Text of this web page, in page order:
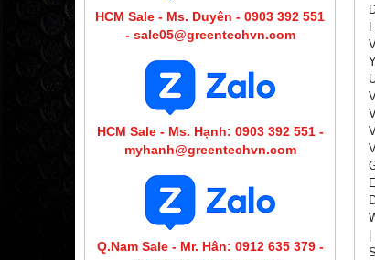
HCM Sale - Ms. Duyên - 0903 392 551
- sale05@greentechvn.com
HCM Sale - Ms. Hạnh: 0903 392 551 -
myhanh@greentechvn.com
Q.Nam Sale - Mr. Hân: 0912 635 379 -
|